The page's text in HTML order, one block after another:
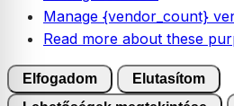
Manage {vendor_count}
Read more about these
Elfogadom
Elutasítom